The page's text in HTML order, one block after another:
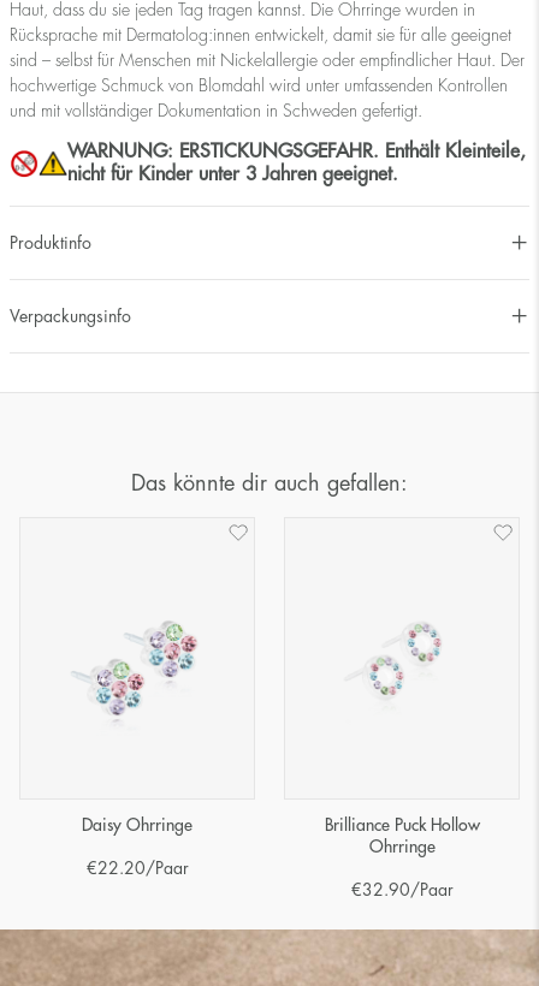
Haut, dass du sie jeden Tag tragen kannst. Die Ohrringe wurden in
Rücksprache mit Dermatolog:innen entwickelt, damit sie für alle geeignet
sind – selbst für Menschen mit Nickelallergie oder empfindlicher Haut. Der
hochwertige Schmuck von Blomdahl wird unter umfassenden Kontrollen
und mit vollständiger Dokumentation in Schweden gefertigt.
WARNUNG: ERSTICKUNGSGEFAHR. Enthält Kleinteile,
nicht für Kinder unter 3 Jahren geeignet.
Produktinfo
Verpackungsinfo
Das könnte dir auch gefallen:
Daisy Ohrringe
€22.20/Paar
Brilliance Puck Hollow
Ohrringe
€32.90/Paar